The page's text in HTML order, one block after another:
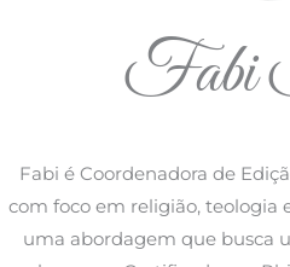
Fabi
Fabi é Coordenadora de
com foco em religião, teologia
uma abordagem que busca